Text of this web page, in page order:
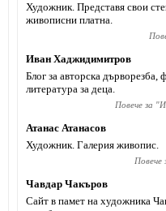
Художник. Представя свои
живописни платна.
Иван Хаджидимитров
Блог за авторска дърворезба,
литература за деца.
Повече за "
Атанас Атанасов
Художник. Галерия живопис.
Повече
Чавдар Чакъров
Сайт в памет на художника